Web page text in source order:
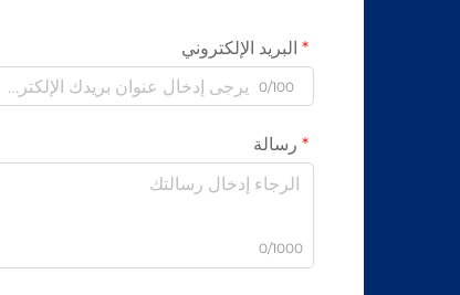
البريد الإلكتروني
0/100
رسالة
0/1000